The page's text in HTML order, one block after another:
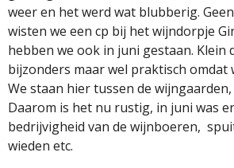
weer en het werd wat blubberig.
wisten we een cp bij het wijndorpje
hebben we ook in juni gestaan. Klein
bijzonders maar wel praktisch omdat
We staan hier tussen de
Daarom is het nu rustig, in juni was
bedrijvigheid van de wijnboeren,
wieden etc.